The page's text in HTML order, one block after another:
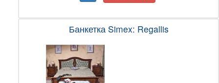
Банкетка Simex: Regallis